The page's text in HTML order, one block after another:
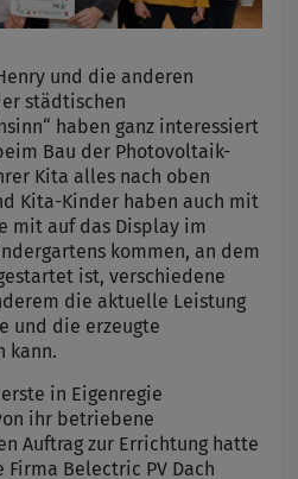
und die anderen
städtischen
haben ganz interessiert
Bau der Photovoltaik-
Kita alles nach oben
Kita-Kinder haben auch mit
mit auf das Display im
kommen, an dem
ist, verschiedene
die aktuelle Leistung
und die erzeugte
kann.
in Eigenregie
ihr betriebene
Auftrag zur Errichtung hatte
Belectric PV Dach